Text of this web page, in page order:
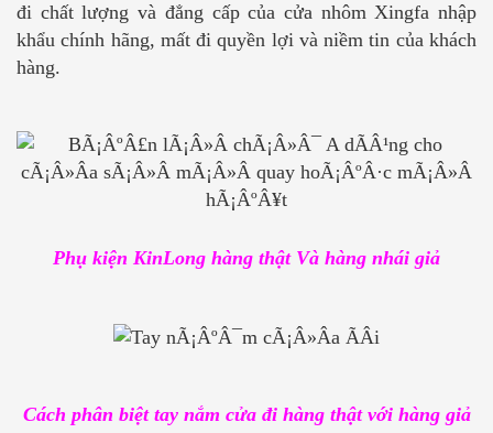
đi chất lượng và đẳng cấp của cửa nhôm Xingfa nhập
khẩu chính hãng, mất đi quyền lợi và niềm tin của khách
hàng.
Phụ kiện KinLong hàng thật Và hàng nhái giả
Cách phân biệt tay nắm cửa đi hàng thật với hàng giả